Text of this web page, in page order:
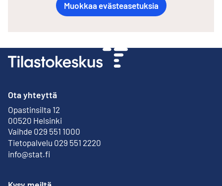
Muokkaa evästeasetuksia
Ota yhteyttä
Opastinsilta 12
00520 Helsinki
Ulkoinen linkki
Vaihde 029 551 1000
Tietopalvelu 029 551 2220
info@stat.fi